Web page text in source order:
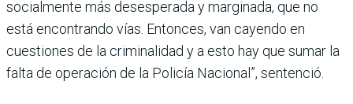
socialmente más desesperada y marginada, que no
está encontrando vías. Entonces, van cayendo en
cuestiones de la criminalidad y a esto hay que sumar la
falta de operación de la Policía Nacional”, sentenció.